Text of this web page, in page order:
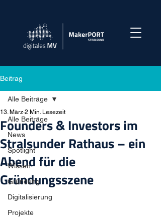
Beitrag
Alle Beiträge
News
Spotlight
Wissen
Gründung
Digitalisierung
Projekte
Alle Beiträge
Founders & Investors im
Stralsunder Rathaus – ein
Abend für die
Gründungsszene
13. März 2 Min. Lesezeit